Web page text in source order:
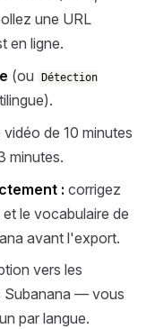
une URL
en ligne.
(ou
Détection
vidéo de 10 minutes
minutes.
: corrigez
le vocabulaire de
avant l'export.
vers les
Subanana — vous
par langue.